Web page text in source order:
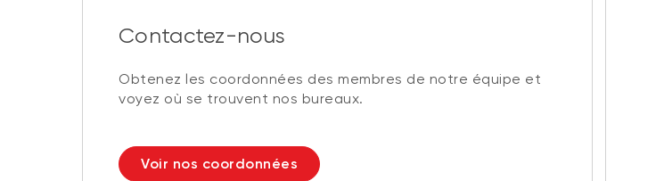
Contactez-nous
Obtenez les coordonnées des membres de notre équipe et
voyez où se trouvent nos bureaux.
Voir nos coordonnées